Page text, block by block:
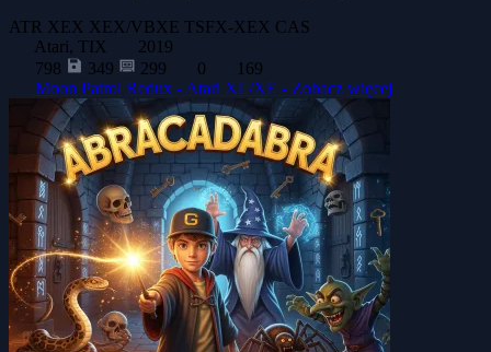
ATR XEX XEX/VBXE TSFX-XEX CAS
Atari, TIX
2019
798
349 299 0
169
Moon Patrol Redux - Atari XL/XE - Zobacz więcej